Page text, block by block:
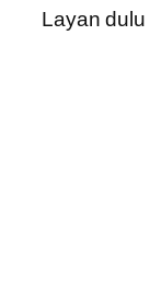
Layan dulu